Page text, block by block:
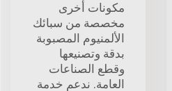
مكونات أخرى
مخصصة من سبائك
الألمنيوم المصبوبة
بدقة وتصنيعها
وقطع الصناعات
العامة. ندعم خدمة